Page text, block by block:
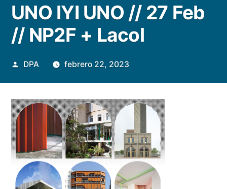
UNO IYI UNO // 27 Feb
// NP2F + Lacol
Publicado
DPA febrero 22, 2023